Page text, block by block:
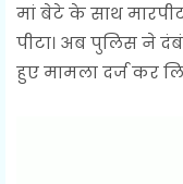
मां बेटे के साथ
पीटा। अब पुलिस ने
हुए मामला दर्ज कर